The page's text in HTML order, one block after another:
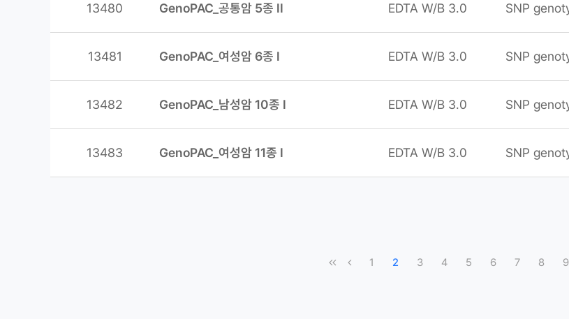
13480 GenoPAC_공통암 5종 II EDTA W/B 3.0 SNP
13481 GenoPAC_여성암 6종 I EDTA W/B 3.0 SNP
13482 GenoPAC_남성암 10종 I EDTA W/B 3.0 SNP
13483 GenoPAC_여성암 11종 I EDTA W/B 3.0 SNP
1 2 3 4 5 6 7 8 9